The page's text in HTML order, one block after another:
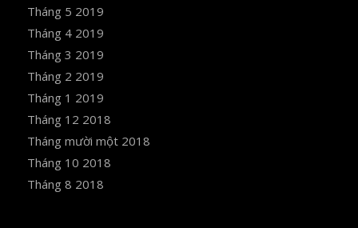
Tháng 5 2019
Tháng 4 2019
Tháng 3 2019
Tháng 2 2019
Tháng 1 2019
Tháng 12 2018
Tháng mười một 2018
Tháng 10 2018
Tháng 8 2018